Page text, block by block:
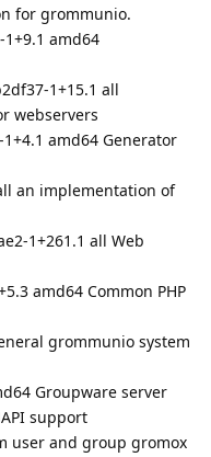
for grommunio.
amd64
1+15.1 all
webservers
amd64 Generator
an implementation of
1+261.1 all Web
amd64 Common PHP
grommunio system
Groupware server
support
user and group gromox